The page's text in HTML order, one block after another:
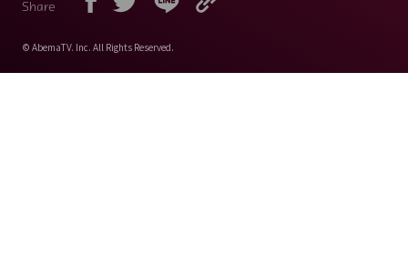
Share
© AbemaTV. Inc. All Rights Reserved.